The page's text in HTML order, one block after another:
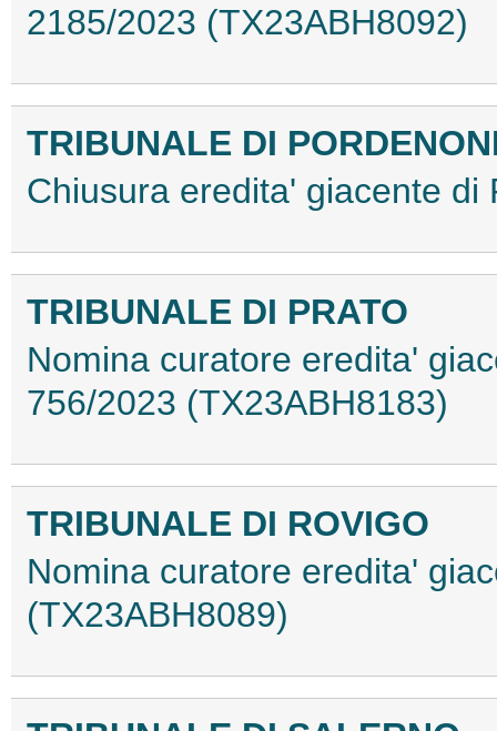
2185/2023 (TX23ABH8092)
TRIBUNALE DI
Chiusura eredita' giacente di
TRIBUNALE DI PRATO
Nomina curatore eredita'
756/2023 (TX23ABH8183)
TRIBUNALE DI ROVIGO
Nomina curatore eredita'
(TX23ABH8089)